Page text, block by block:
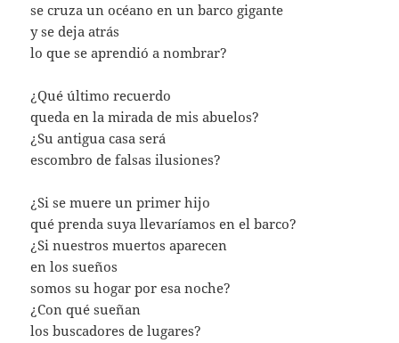
se cruza un océano en un barco gigante
y se deja atrás
lo que se aprendió a nombrar?
¿Qué último recuerdo
queda en la mirada de mis abuelos?
¿Su antigua casa será
escombro de falsas ilusiones?
¿Si se muere un primer hijo
qué prenda suya llevaríamos en el barco?
¿Si nuestros muertos aparecen
en los sueños
somos su hogar por esa noche?
¿Con qué sueñan
los buscadores de lugares?